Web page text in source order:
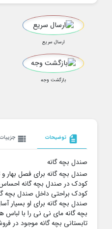
ارسال سریع
بازگشت وجه
description توضیحات view_list
صندل بچه گانه
صندل بچه گانه برای فصل بهار
کودک در صندل بچه گانه
کودک براحتی داخل صندل بچه
صندل بچه گانه برای او بسیار
بچه گانه مای نی نی را با لباس
تابستانی بچه گانه موجود در